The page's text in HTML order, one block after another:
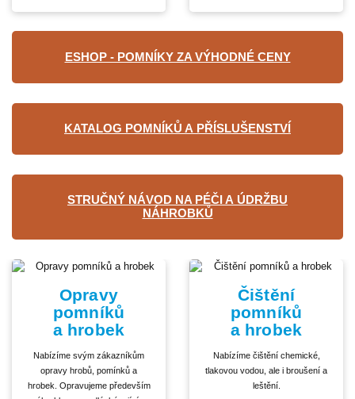
ESHOP - POMNÍKY ZA VÝHODNÉ CENY
KATALOG POMNÍKŮ A PŘÍSLUŠENSTVÍ
STRUČNÝ NÁVOD NA PÉČI A ÚDRŽBU
NÁHROBKŮ
Opravy
pomníků
a hrobek
Nabízíme svým zákazníkům
opravy hrobů, pomínků a
hrobek. Opravujeme především
Čištění
pomníků
a hrobek
Nabízíme čištění chemické,
tlakovou vodou, ale i broušení a
leštění.